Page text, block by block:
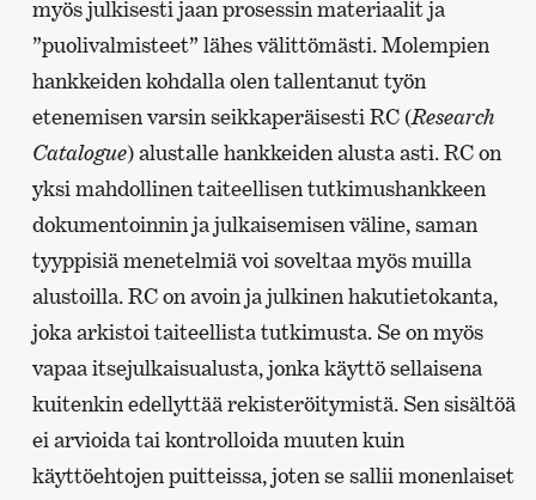
myös julkisesti jaan prosessin materiaalit ja
”puolivalmisteet” lähes välittömästi. Molempien
hankkeiden kohdalla olen tallentanut työn
etenemisen varsin seikkaperäisesti RC (Research
Catalogue) alustalle hankkeiden alusta asti. RC on
yksi mahdollinen taiteellisen tutkimushankkeen
dokumentoinnin ja julkaisemisen väline, saman
tyyppisiä menetelmiä voi soveltaa myös muilla
alustoilla. RC on avoin ja julkinen hakutietokanta,
joka arkistoi taiteellista tutkimusta. Se on myös
vapaa itsejulkaisualusta, jonka käyttö sellaisena
kuitenkin edellyttää rekisteröitymistä. Sen sisältöä
ei arvioida tai kontrolloida muuten kuin
käyttöehtojen puitteissa, joten se sallii monenlaiset